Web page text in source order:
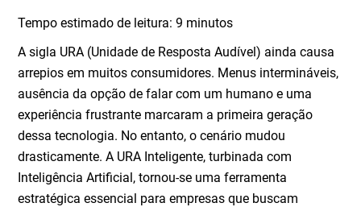
Tempo estimado de leitura:9 minutos
A sigla URA (Unidade de Resposta Audível) ainda causa
arrepios em muitos consumidores. Menus intermináveis,
ausência da opção de falar com um humano e uma
experiência frustrante marcaram a primeira geração
dessa tecnologia. No entanto, o cenário mudou
drasticamente. A URA Inteligente, turbinada com
Inteligência Artificial, tornou-se uma ferramenta
estratégica essencial para empresas que buscam